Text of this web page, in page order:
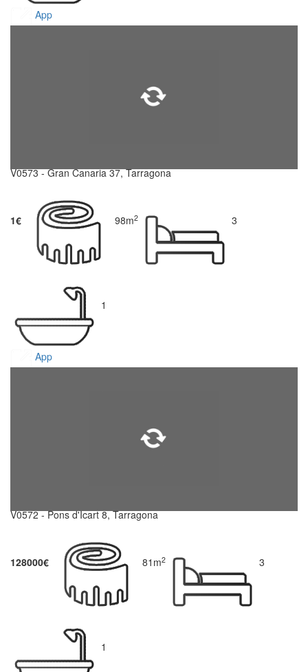
App
V0573 - Gran Canaria 37, Tarragona
1€ 98m2 3
1
App
V0572 - Pons d'Icart 8, Tarragona
128000€ 81m2 3
1